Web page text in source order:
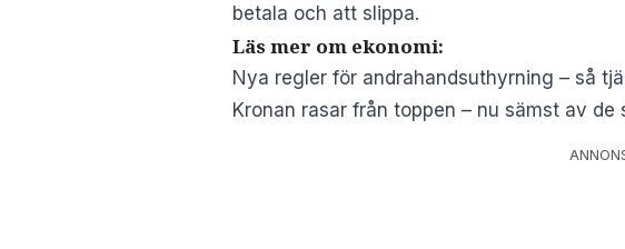
betala och att slippa.
Läs mer om ekonomi:
Nya regler för andrahandsuthyrning – så
Kronan rasar från toppen – nu sämst av de